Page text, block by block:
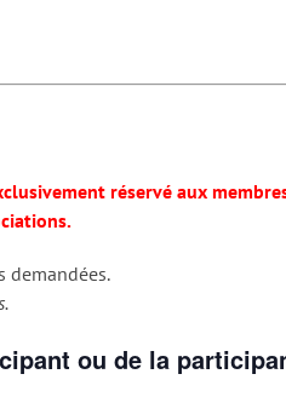
réservé aux
demandées.
ou de la